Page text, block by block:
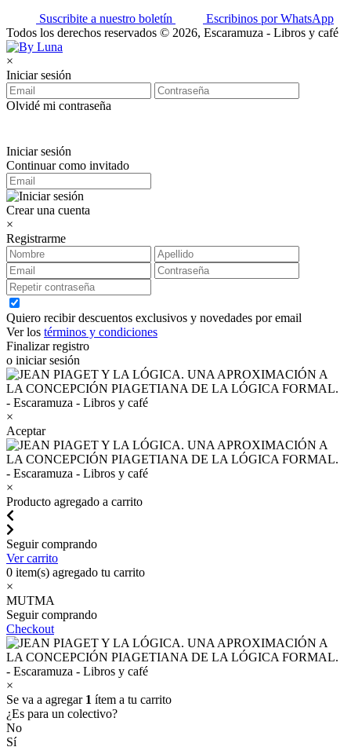
Suscribite a nuestro boletín
Escribinos por WhatsApp
Todos los derechos reservados © 2026, Escaramuza - Libros y café
×
Iniciar sesión
Olvidé mi contraseña
Iniciar sesión
Continuar como invitado
Crear una cuenta
×
Registrarme
Quiero recibir descuentos exclusivos y novedades por email
Ver los términos y condiciones
Finalizar registro
o iniciar sesión
×
Aceptar
×
Producto agregado a carrito
Seguir comprando
Ver carrito
0 item(s) agregado tu carrito
×
MUTMA
Seguir comprando
Checkout
×
Se va a agregar 1 ítem a tu carrito
¿Es para un colectivo?
No
Sí